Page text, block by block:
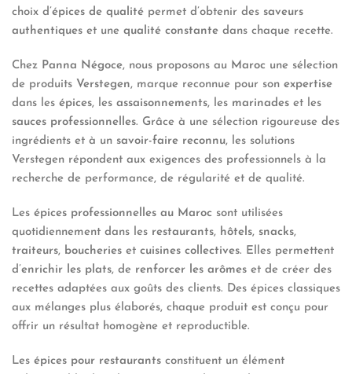
choix d’épices de qualité permet d’obtenir des saveurs
authentiques et une qualité constante dans chaque recette.
Chez Panna Négoce, nous proposons au Maroc une sélection
de produits Verstegen, marque reconnue pour son expertise
dans les épices, les assaisonnements, les marinades et les
sauces professionnelles. Grâce à une sélection rigoureuse des
ingrédients et à un savoir-faire reconnu, les solutions
Verstegen répondent aux exigences des professionnels à la
recherche de performance, de régularité et de qualité.
Les épices professionnelles au Maroc sont utilisées
quotidiennement dans les restaurants, hôtels, snacks,
traiteurs, boucheries et cuisines collectives. Elles permettent
d’enrichir les plats, de renforcer les arômes et de créer des
recettes adaptées aux goûts des clients. Des épices classiques
aux mélanges plus élaborés, chaque produit est conçu pour
offrir un résultat homogène et reproductible.
Les épices pour restaurants constituent un élément